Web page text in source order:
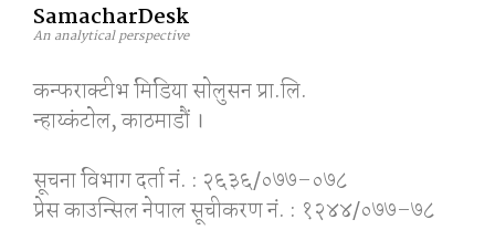
SamacharDesk
An analytical perspective
कन्फराक्टीभ मिडिया साेलुसन प्रा.लि.
न्हाय्कंटाेल, काठमाडाैं ।
सूचना विभाग दर्ता नं. : २६३६/०७७–०७८
प्रेस काउन्सिल नेपाल सूचीकरण नं. : १२४४/०७७–७८